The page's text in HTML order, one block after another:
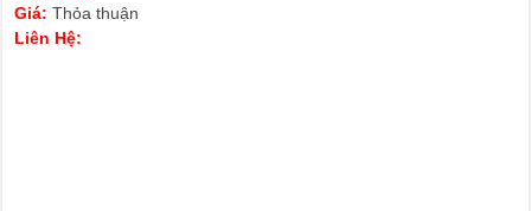
Giá: Thỏa thuận
Liên Hệ: